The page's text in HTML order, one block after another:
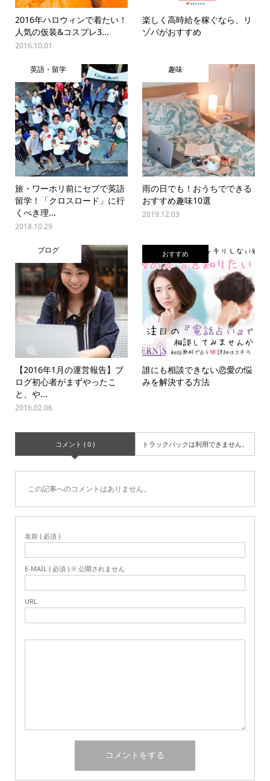
2016年ハロウィンで着たい！
人気の仮装&コスプレ3...
2016.10.01
楽しく高時給を稼ぐなら、リ
ゾバがおすすめ
英語・留学
旅・ワーホリ前にセブで英語
留学！「クロスロード」に行
くべき理...
2018.10.29
趣味
雨の日でも！おうちでできる
おすすめ趣味10選
2019.12.03
ブログ
【2016年1月の運営報告】ブ
ログ初心者がまずやったこ
と、や...
2016.02.06
おすすめ
誰にも相談できない恋愛の悩
みを解決する方法
コメント ( 0 ) トラックバックは利用できません。
この記事へのコメントはありません。
名前 ( 必須 )
E-MAIL ( 必須 ) ※ 公開されません
URL